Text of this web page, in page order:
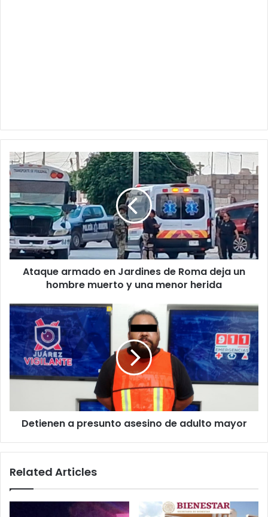
Ataque
armado
en
Jardines
de
Roma
deja
un
hombre
muerto
menor
herida
Ataque armado en Jardines de Roma deja un
hombre muerto y una menor herida
Detienen
a
presunto
asesino
de
adulto
Detienen a presunto asesino de adulto mayor
Related Articles